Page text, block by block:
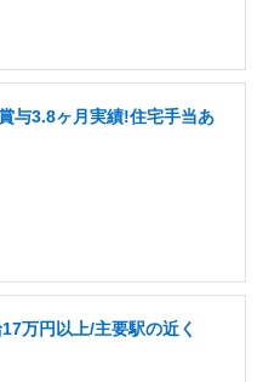
与3.8ヶ月実績!住宅手当あ
万円以上/主要駅の近く